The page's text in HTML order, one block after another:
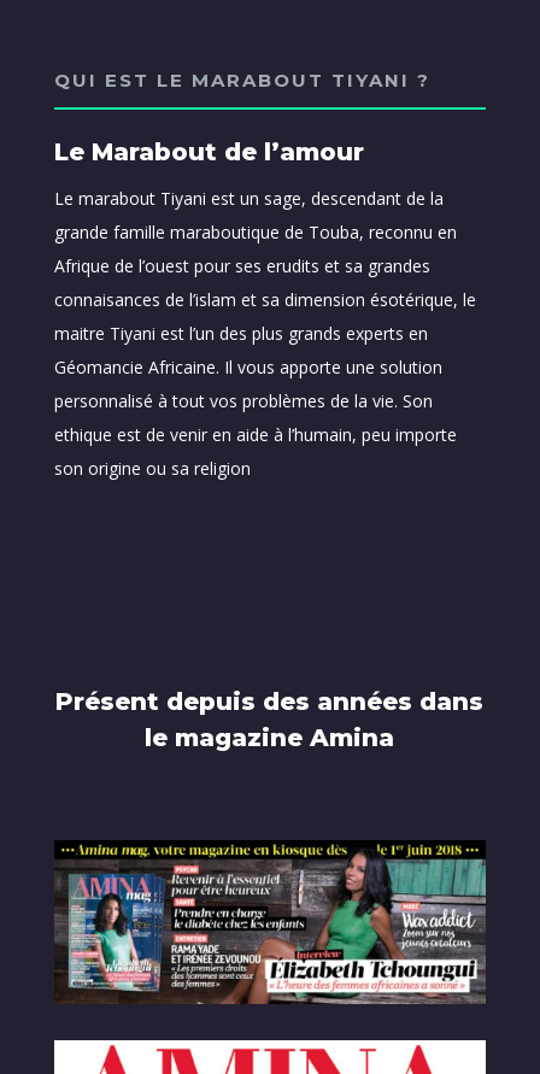
QUI EST LE MARABOUT TIYANI ?
Le Marabout de l’amour
Le marabout Tiyani est un sage, descendant de la
grande famille maraboutique de Touba, reconnu en
Afrique de l’ouest pour ses erudits et sa grandes
connaisances de l’islam et sa dimension ésotérique, le
maitre Tiyani est l’un des plus grands experts en
Géomancie Africaine. Il vous apporte une solution
personnalisé à tout vos problèmes de la vie. Son
ethique est de venir en aide à l’humain, peu importe
son origine ou sa religion
Présent depuis des années dans
le magazine Amina